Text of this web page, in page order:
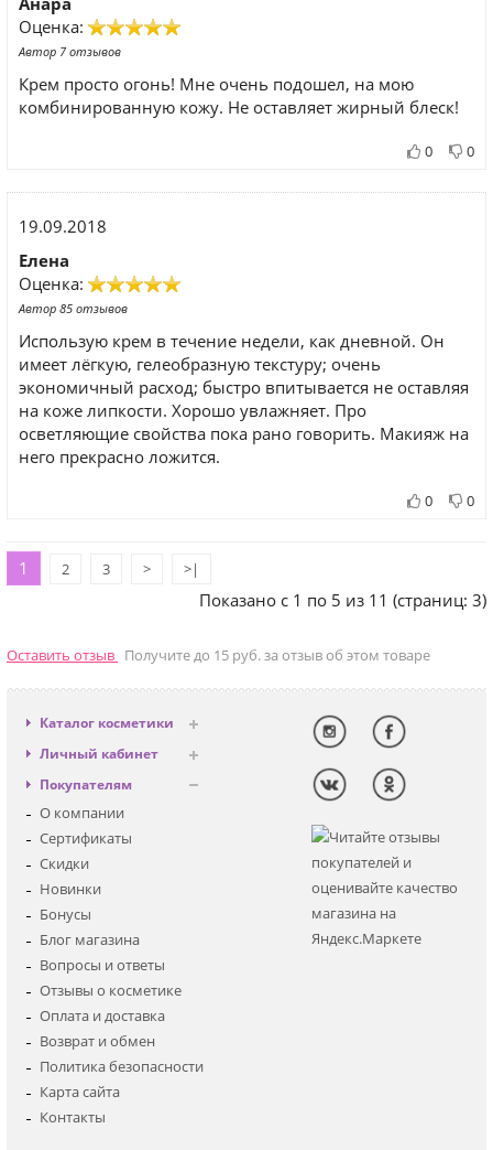
Оценка:
Автор 7 отзывов
Крем просто огонь! Мне очень подошел, на мою
комбинированную кожу. Не оставляет жирный блеск!
0 0
19.09.2018
Елена
Оценка:
Автор 85 отзывов
Использую крем в течение недели, как дневной. Он
имеет лёгкую, гелеобразную текстуру; очень
экономичный расход; быстро впитывается не оставляя
на коже липкости. Хорошо увлажняет. Про
осветляющие свойства пока рано говорить. Макияж на
него прекрасно ложится.
0 0
1 2 3 > >|
Показано с 1 по 5 из 11 (страниц: 3)
Оставить отзыв Получите до 15 руб. за отзыв об этом товаре
Каталог косметики
Антивозрастная
Декоративная
Для глаз
Для тела
Наборы
Детская
Личный кабинет
Вход
Регистрация
Покупателям
О компании
Сертификаты
Скидки
Новинки
Бонусы
Блог магазина
Вопросы и ответы
Отзывы о косметике
Оплата и доставка
Возврат и обмен
Политика безопасности
Карта сайта
Контакты